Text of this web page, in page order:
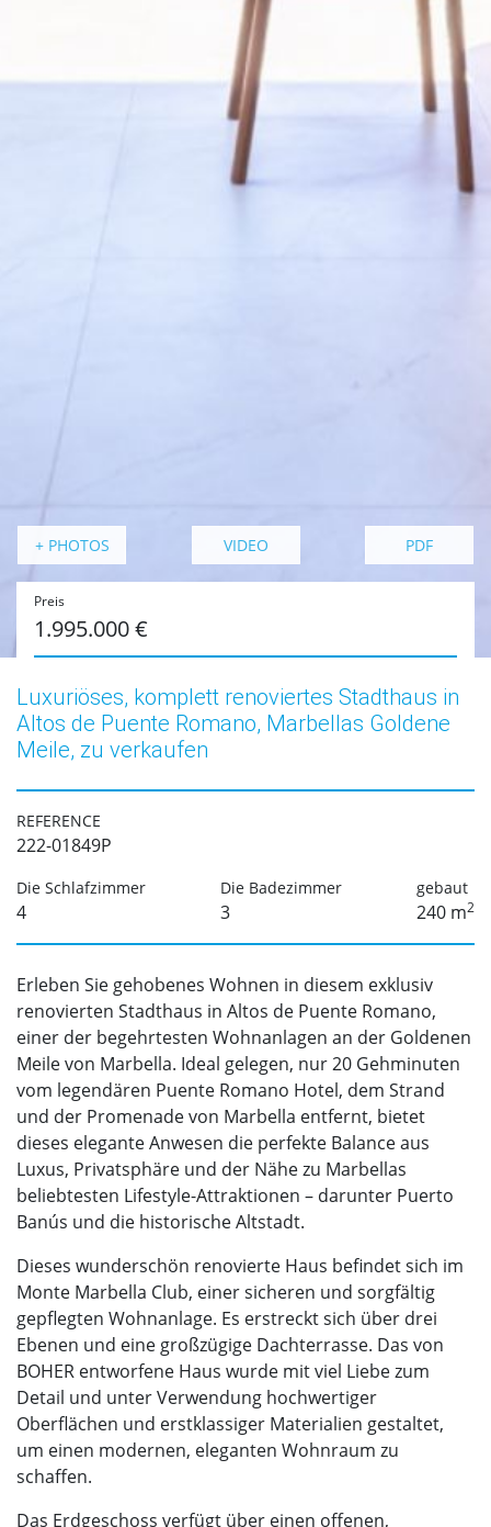
+ PHOTOS VIDEO PDF
Preis
1.995.000 €
Luxuriöses, komplett renoviertes Stadthaus in
Altos de Puente Romano, Marbellas Goldene
Meile, zu verkaufen
REFERENCE
222-01849P
Die Schlafzimmer
4
Die Badezimmer
3
gebaut
240 m2
Erleben Sie gehobenes Wohnen in diesem exklusiv
renovierten Stadthaus in Altos de Puente Romano,
einer der begehrtesten Wohnanlagen an der Goldenen
Meile von Marbella. Ideal gelegen, nur 20 Gehminuten
vom legendären Puente Romano Hotel, dem Strand
und der Promenade von Marbella entfernt, bietet
dieses elegante Anwesen die perfekte Balance aus
Luxus, Privatsphäre und der Nähe zu Marbellas
beliebtesten Lifestyle-Attraktionen – darunter Puerto
Banús und die historische Altstadt.
Dieses wunderschön renovierte Haus befindet sich im
Monte Marbella Club, einer sicheren und sorgfältig
gepflegten Wohnanlage. Es erstreckt sich über drei
Ebenen und eine großzügige Dachterrasse. Das von
BOHER entworfene Haus wurde mit viel Liebe zum
Detail und unter Verwendung hochwertiger
Oberflächen und erstklassiger Materialien gestaltet,
um einen modernen, eleganten Wohnraum zu
schaffen.
Das Erdgeschoss verfügt über einen offenen,